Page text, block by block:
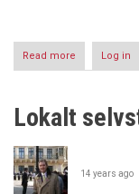
Read more
Lokalt
Log in
Lokalt
14 years ago